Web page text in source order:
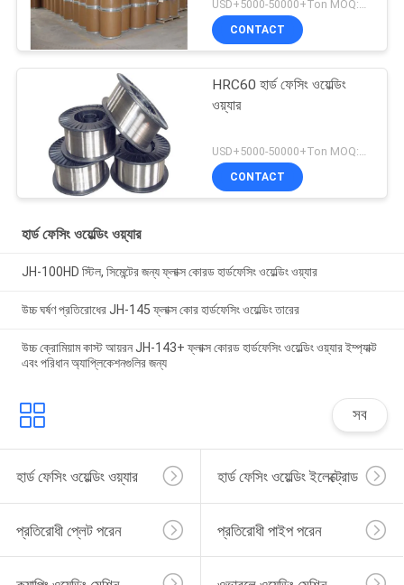
CONTACT
HRC60 হার্ড ফেসিং ওয়েল্ডিং
ওয়্যার
CONTACT
হার্ড ফেসিং ওয়েল্ডিং ওয়্যার
JH-100HD স্টিল, সিমেন্টের জন্য ফ্লাক্স কোরড হার্ডফেসিং ওয়েল্ডিং ওয়্যার
উচ্চ ঘর্ষণ প্রতিরোধের JH-145 ফ্লাক্স কোর হার্ডফেসিং ওয়েল্ডিং তারের
উচ্চ ক্রোমিয়াম কাস্ট আয়রন JH-143+ ফ্লাক্স কোরড হার্ডফেসিং ওয়েল্ডিং ওয়্যার ইম্প্যাক্ট
এবং পরিধান অ্যাপ্লিকেশনগুলির জন্য
সব
হার্ড ফেসিং ওয়েল্ডিং ওয়্যার হার্ড ফেসিং ওয়েল্ডিং ইলেক্ট্রোড
প্রতিরোধী প্লেট পরেন প্রতিরোধী পাইপ পরেন